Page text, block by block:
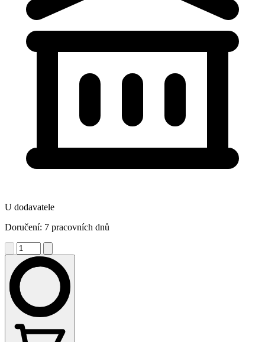
U dodavatele
Doručení: 7 pracovních dnů